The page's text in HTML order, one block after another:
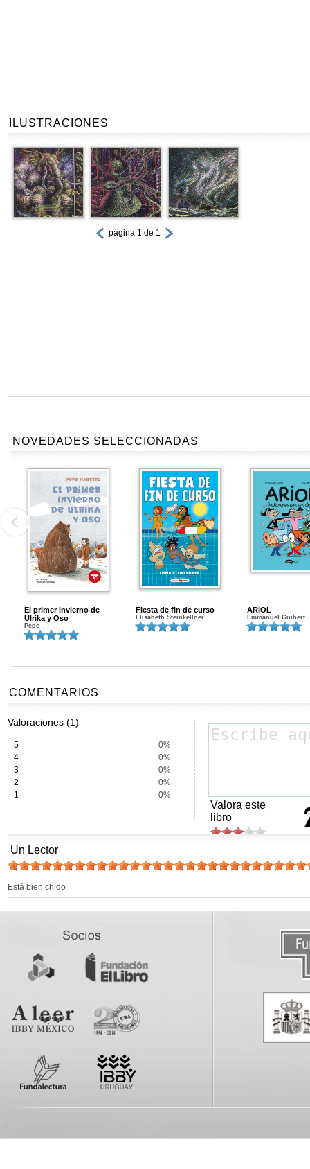
ILUSTRACIONES
página 1 de 1
NOVEDADES SELECCIONADAS
El primer invierno de
Ulrika y Oso
Pepe
Fiesta de fin de curso
Elisabeth Steinkellner
ARIOL
Emmanuel Guibert
COMENTARIOS
Valoraciones (1)
5
0%
4
0%
3
0%
2
0%
1
0%
Valora este
libro
Un Lector
Está bien chido